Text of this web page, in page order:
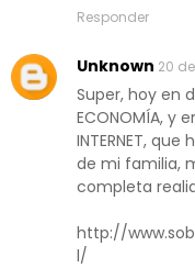
Responder
Unknown 20
Super, hoy en
ECONOMÍA, y
INTERNET,
de mi familia,
completa
http://
l/